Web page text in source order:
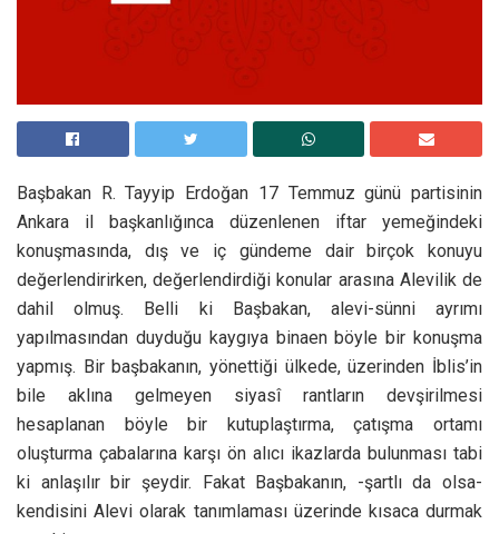
Başbakan R. Tayyip Erdoğan 17 Temmuz günü partisinin
Ankara il başkanlığınca düzenlenen iftar yemeğindeki
konuşmasında, dış ve iç gündeme dair birçok konuyu
değerlendirirken, değerlendirdiği konular arasına Alevilik de
dahil olmuş. Belli ki Başbakan, alevi-sünni ayrımı
yapılmasından duyduğu kaygıya binaen böyle bir konuşma
yapmış. Bir başbakanın, yönettiği ülkede, üzerinden İblis’in
bile aklına gelmeyen siyasî rantların devşirilmesi
hesaplanan böyle bir kutuplaştırma, çatışma ortamı
oluşturma çabalarına karşı ön alıcı ikazlarda bulunması tabi
ki anlaşılır bir şeydir. Fakat Başbakanın, -şartlı da olsa-
kendisini Alevi olarak tanımlaması üzerinde kısaca durmak